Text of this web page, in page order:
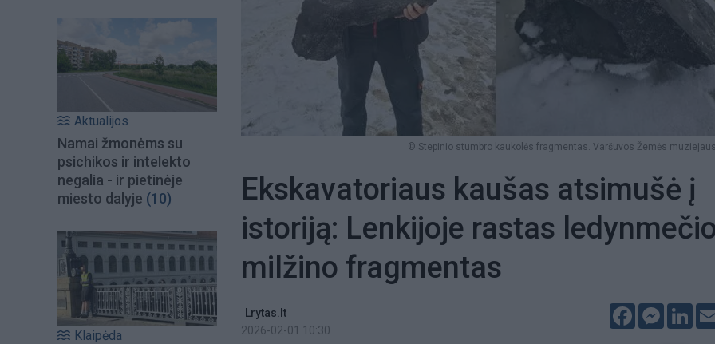
Aktualijos
Namai žmonėms su
psichikos ir intelekto
negalia - ir pietinėje
miesto dalyje (10)
Klaipėda
© Stepinio stumbro kaukolės fragmentas. Varšuvos Žemės
Ekskavatoriaus kaušas atsimušė į
istoriją: Lenkijoje rastas
milžino fragmentas
Lrytas.lt
2026-02-01 10:30
Facebook